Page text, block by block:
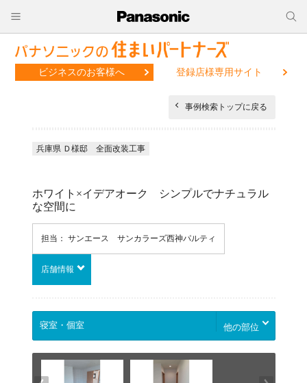
ビジネスのお客様へ 登録店様専用サイト
事例検索トップに戻る
兵庫県 Ｄ様邸 全面改装工事
ホワイト×イデアオーク シンプルでナチュラル
な空間に
担当： サンエース サンカラーズ西神パルティ
店舗情報
他の部位